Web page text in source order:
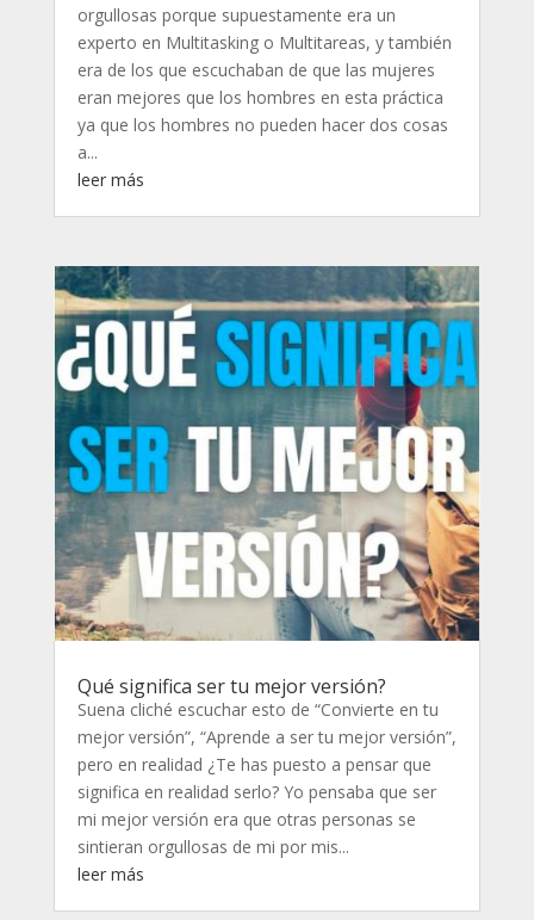
orgullosas porque supuestamente era un
experto en Multitasking o Multitareas, y también
era de los que escuchaban de que las mujeres
eran mejores que los hombres en esta práctica
ya que los hombres no pueden hacer dos cosas
a...
leer más
Qué significa ser tu mejor versión?
Suena cliché escuchar esto de “Convierte en tu
mejor versión”, “Aprende a ser tu mejor versión”,
pero en realidad ¿Te has puesto a pensar que
significa en realidad serlo? Yo pensaba que ser
mi mejor versión era que otras personas se
sintieran orgullosas de mi por mis...
leer más